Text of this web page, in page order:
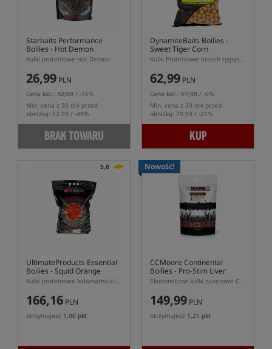
Starbaits Performance
Boilies - Hot Demon
Kulki proteinowe Hot Demon
26,99 PLN
Cena kat.: 32,00 / -16%
Min. cena z 30 dni przed
obniżką: 52.99 / -49%
BRAK TOWARU
DynamiteBaits Boilies -
Sweet Tiger Corn
Kulki Proteinowe orzech tygrysi z kukurydzą
62,99 PLN
Cena kat.: 67,00 / -6%
Min. cena z 30 dni przed
obniżką: 79.99 / -21%
KUP
5,0
UltimateProducts Essential
Boilies - Squid Orange
Kulki proteinowe kałamarnica/pomarańcza
166,16 PLN
otrzymujesz 1,00 pkt
Nowość!
CCMoore Continental
Boilies - Pro-Stim Liver
Ekonomiczne kulki zanętowe CCMoore Continental Pro-Stim Liver
149,99 PLN
otrzymujesz 1,21 pkt